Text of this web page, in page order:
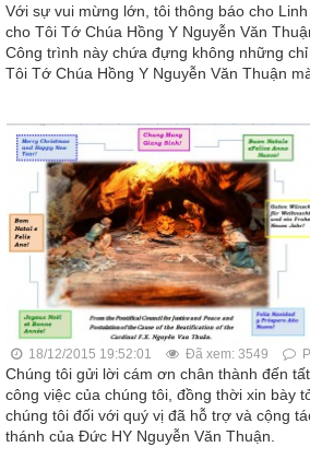
Với sự vui mừng lớn, tôi thông báo cho
cho Tôi Tớ Chúa Hồng Y Nguyễn Văn
Công trình này chứa đựng không những
Tôi Tớ Chúa Hồng Y Nguyễn Văn Thuận mà
18/12/2015 19:52:01 Đã xem: 3549
Chúng tôi gửi lời cám ơn chân thành đến
công việc của chúng tôi, đồng thời xin bày
chúng tôi đối với quý vị đã hỗ trợ và cộng
thánh của Đức HY Nguyễn Văn Thuận.